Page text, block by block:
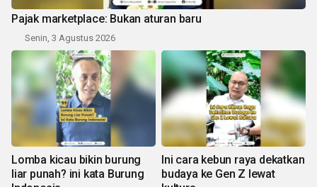
Pajak marketplace: Bukan aturan baru
Senin, 3 Agustus 2026
Lomba kicau bikin burung
liar punah? ini kata Burung
Ini cara kebun raya dekatkan
budaya ke Gen Z lewat